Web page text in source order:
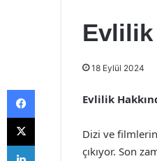
Evlilik
18 Eylül 2024
Evlilik
Dizi ve
çıkıyor. Son
Facebook
X
LinkedIn